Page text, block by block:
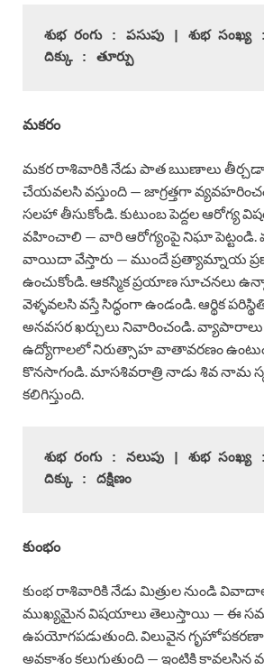
శుభ రంగు : పసుపు | శుభ
దిక్కు : తూర్పు
మకరం
మకర రాశివారికి నేడు పాత ఋణాలు
చేయవలసి వస్తుంది — జాగ్రత్తగా
సలహా తీసుకోండి. కుటుంబ పెద్దల ఆరోగ్య
వహించాలి — వారి ఆరోగ్యంపై నిఘా పెట్టండి.
వాయిదా వేస్తారు — ముందే ప్రత్యామ్నాయ
ఉంచుకోండి. ఆకస్మిక ప్రయాణ సూచనలు
వెళ్ళవలసి వస్తే సిద్ధంగా ఉండండి. ఆర్థిక
అనవసర ఖర్చులు నివారించండి.
ఉద్యోగాలలో నిరుత్సాహ వాతావరణం
కొనసాగండి. మాసశివరాత్రి నాడు శివ నామ
కలిగిస్తుంది.
శుభ రంగు : నలుపు | శుభ
దిక్కు : దక్షిణం
కుంభం
కుంభ రాశివారికి నేడు మిత్రుల నుండి
ముఖ్యమైన విషయాలు తెలుస్తాయి — ఈ
ఉపయోగపడుతుంది. విలువైన
అవకాశం కలుగుతుంది — ఇంటికి కావలసిన